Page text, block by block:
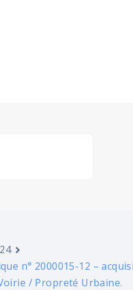
n° 2000015-12 –
/ Propreté Urbaine.